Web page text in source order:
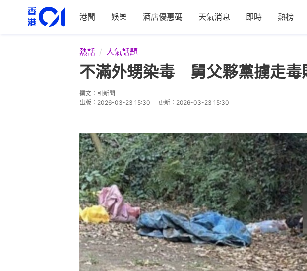
港聞 娛樂 酒店優惠碼 天氣消息 即時 熱榜
熱話 人氣話題
不滿外甥染毒 舅父夥黨擄走毒
撰文： 引新聞
出版： 2026-03-23 15:30 更新： 2026-03-23 15:30